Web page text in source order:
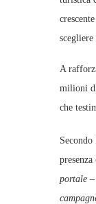
A
milioni
che
portale –